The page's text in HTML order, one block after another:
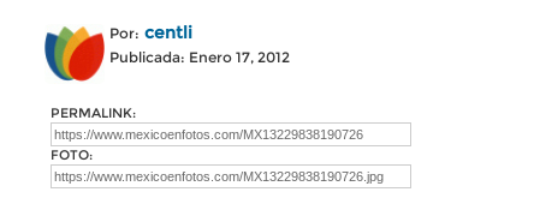
Por: centli
Publicada: Enero 17, 2012
PERMALINK:
FOTO: